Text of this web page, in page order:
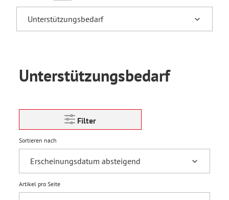
Unterstützungsbedarf
Filter
Sortieren nach
Artikel pro Seite